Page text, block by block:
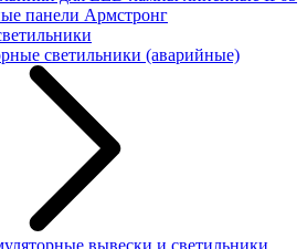
панели Армстронг
светильники (аварийные)
вывески и светильники